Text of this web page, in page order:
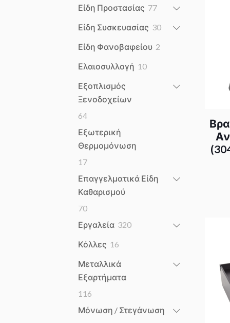
products
Είδη Προστασίας 7777
Είδη Συσκευασίας 3030
Είδη Φανοβαφείου 2
Ελαιοσυλλογή 1010
Εξοπλισμός
Ξενοδοχείων
6464
products
Εξωτερική
Θερμομόνωση
1717
products
Επαγγελματικά Είδη
Καθαρισμού
7070
products
Εργαλεία 320320
Κόλλες 16
Μεταλλικά
Εξαρτήματα
116
products
Μόνωση / Στεγάνωση